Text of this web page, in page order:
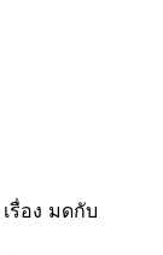
รื่อง มดกับ